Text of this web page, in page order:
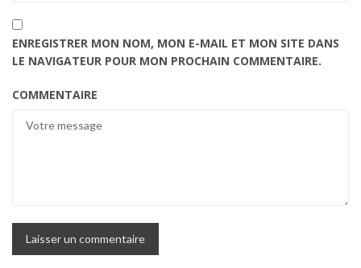
ENREGISTRER MON NOM, MON E-MAIL ET MON SITE DANS
LE NAVIGATEUR POUR MON PROCHAIN COMMENTAIRE.
COMMENTAIRE